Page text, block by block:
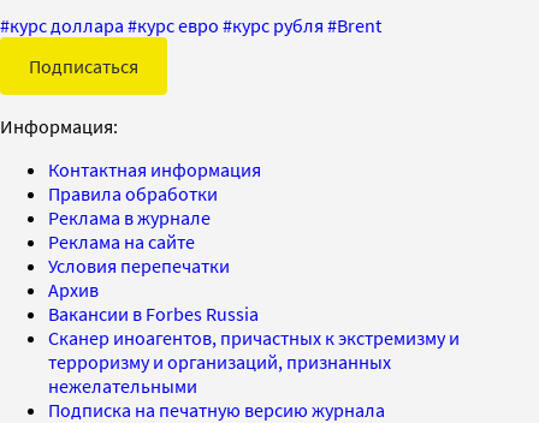
#курс доллара #курс евро #курс рубля #Brent
Подписаться
Информация:
Контактная информация
Правила обработки
Реклама в журнале
Реклама на сайте
Условия перепечатки
Архив
Вакансии в Forbes Russia
Сканер иноагентов, причастных к экстремизму и
терроризму и организаций, признанных
нежелательными
Подписка на печатную версию журнала